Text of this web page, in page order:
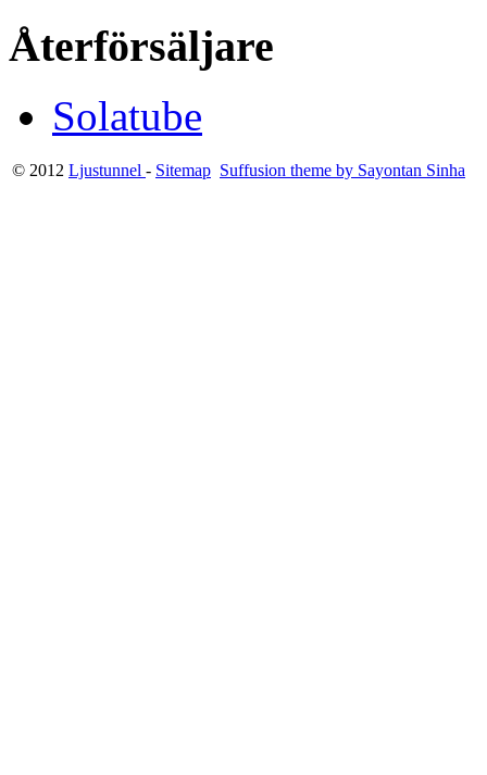
Återförsäljare
Solatube
© 2012 Ljustunnel - Sitemap Suffusion theme by Sayontan Sinha